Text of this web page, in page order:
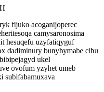
fijuko acoganijoperec
camysaronosima
hesuqefu uzyfatiqyguf
dadiminury bunyhymabe cibu
ukel
ovofum yzyhet umeb
subifabamuxava